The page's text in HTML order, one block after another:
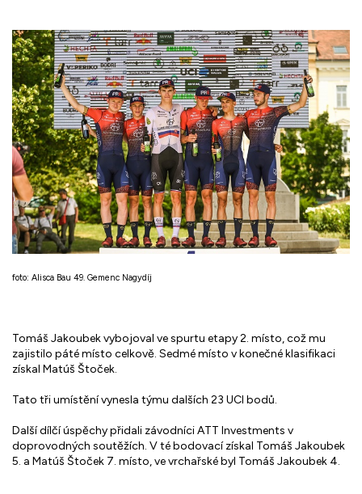
foto: Alisca Bau 49. Gemenc Nagydíj
Tomáš Jakoubek vybojoval ve spurtu etapy 2. místo, což mu
zajistilo páté místo celkově. Sedmé místo v konečné klasifikaci
získal Matúš Štoček.
Tato tři umístění vynesla týmu dalších 23 UCI bodů.
Další dílčí úspěchy přidali závodníci ATT Investments v
doprovodných soutěžích. V té bodovací získal Tomáš Jakoubek
5. a Matúš Štoček 7. místo, ve vrchařské byl Tomáš Jakoubek 4.